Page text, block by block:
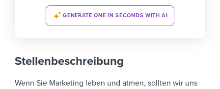
GENERATE ONE IN SECONDS WITH AI
Stellenbeschreibung
Wenn Sie Marketing leben und atmen, sollten wir uns